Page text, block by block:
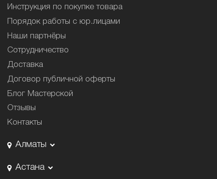
Инструкция по покупке товара
Порядок работы с юр.лицами
Наши партнёры
Сотрудничество
Доставка
Договор публичной оферты
Блог Мастерской
Отзывы
Контакты
Алматы
Астана